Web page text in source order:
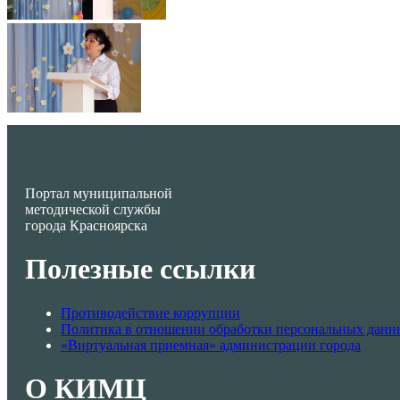
Портал муниципальной
методической службы
города Красноярска
Полезные ссылки
Противодействие коррупции
Политика в отношении обработки персональных
«Виртуальная приемная» администрации города
О КИМЦ